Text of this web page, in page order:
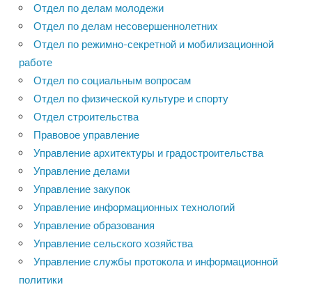
Отдел по делам молодежи
Отдел по делам несовершеннолетних
Отдел по режимно-секретной и мобилизационной
работе
Отдел по социальным вопросам
Отдел по физической культуре и спорту
Отдел строительства
Правовое управление
Управление архитектуры и градостроительства
Управление делами
Управление закупок
Управление информационных технологий
Управление образования
Управление сельского хозяйства
Управление службы протокола и информационной
политики